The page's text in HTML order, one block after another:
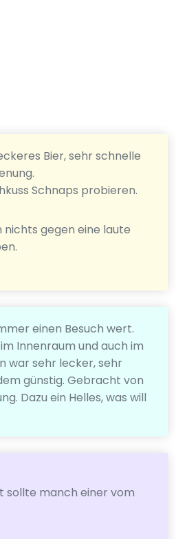
Bier, sehr schnelle
Schnaps probieren.
gegen eine laute
einen Besuch wert.
Innenraum und auch im
war sehr lecker, sehr
günstig. Gebracht von
Dazu ein Helles, was will
sollte manch einer vom